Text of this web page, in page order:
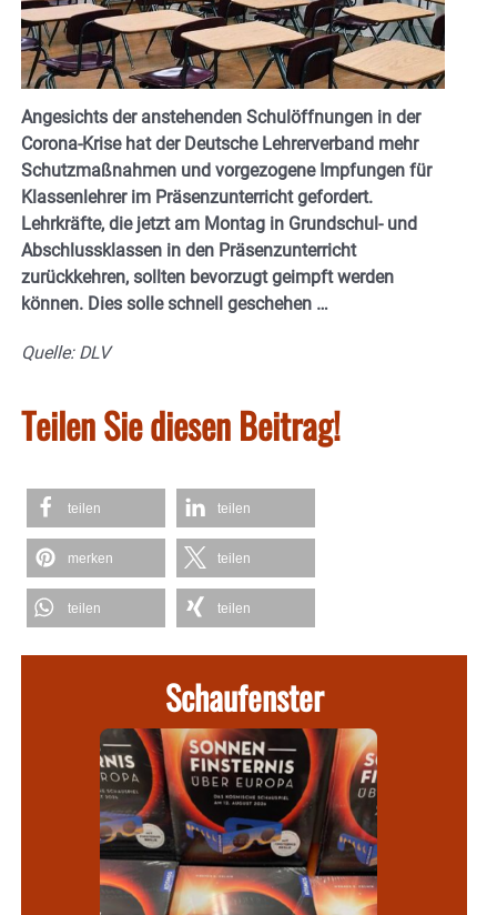
Angesichts der anstehenden Schulöffnungen in der
Corona-Krise hat der Deutsche Lehrerverband mehr
Schutzmaßnahmen und vorgezogene Impfungen für
Klassenlehrer im Präsenzunterricht gefordert.
Lehrkräfte, die jetzt am Montag in Grundschul- und
Abschlussklassen in den Präsenzunterricht
zurückkehren, sollten bevorzugt geimpft werden
können. Dies solle schnell geschehen …
Quelle: DLV
Teilen Sie diesen Beitrag!
teilen teilen
merken teilen
teilen teilen
Schaufenster